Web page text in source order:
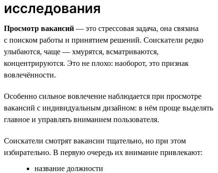
исследования
Просмотр вакансий — это стрессовая задача, она связана
с поиском работы и принятием решений. Соискатели редко
улыбаются, чаще — хмурятся, всматриваются,
концентрируются. Это не плохо: наоборот, это признак
вовлечённости.
Особенно сильное вовлечение наблюдается при просмотре
вакансий с индивидуальным дизайном: в нём проще выделять
главное и управлять вниманием пользователя.
Соискатели смотрят вакансии тщательно, но при этом
избирательно. В первую очередь их внимание привлекают:
название должности